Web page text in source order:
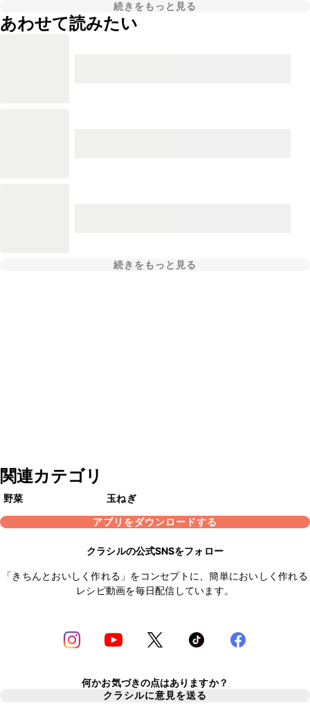
続きをもっと見る
あわせて読みたい
続きをもっと見る
関連カテゴリ
野菜
玉ねぎ
アプリをダウンロードする
クラシルの公式SNSをフォロー
「きちんとおいしく作れる」をコンセプトに、簡単においしく作れる
レシピ動画を毎日配信しています。
何かお気づきの点はありますか？
クラシルに意見を送る